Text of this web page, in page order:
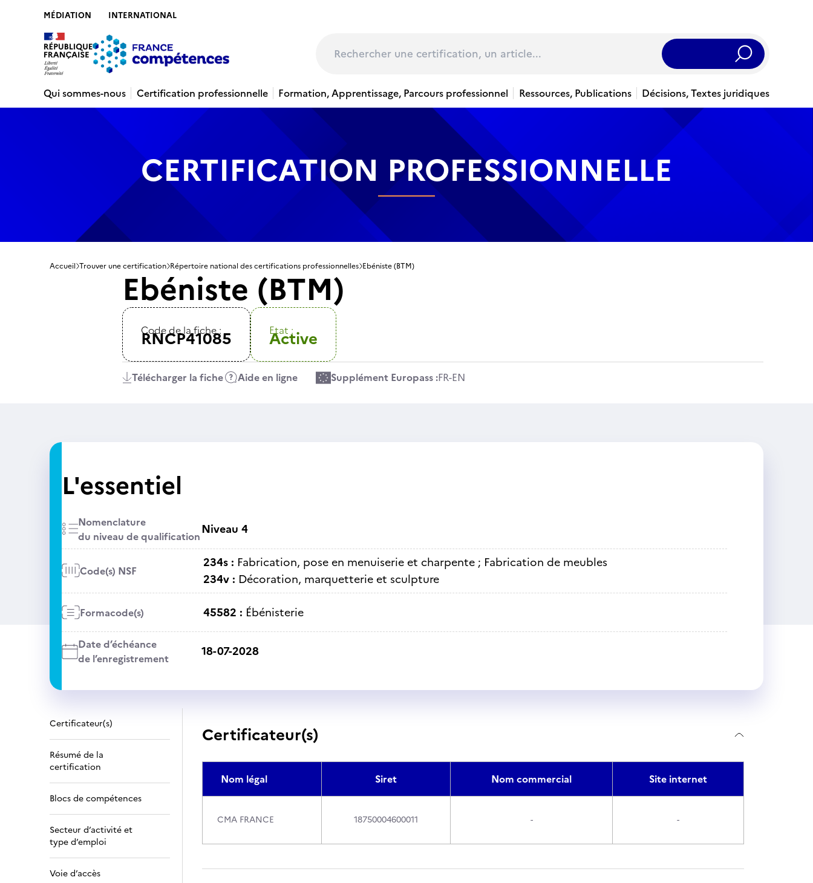
MÉDIATION INTERNATIONAL
Rechercher
Qui sommes-nous
Certification professionnelle Formation, Apprentissage, Parcours professionnel Ressources, Publications Décisions, Textes juridiques
CERTIFICATION PROFESSIONNELLE
Accueil Trouver une certification Répertoire national des certifications professionnelles Ebéniste (BTM)
Ebéniste (BTM)
Code de la fiche :
RNCP41085 Etat :
Active
Télécharger la fiche Aide en ligne Supplément Europass :FR-EN
L'essentiel
Nomenclature
du niveau de qualificationNiveau 4
Code(s) NSF
234s : Fabrication, pose en menuiserie et charpente ; Fabrication de meubles
234v : Décoration, marquetterie et sculpture
Formacode(s) 45582 : Ébénisterie
Date d’échéance
de l’enregistrement
18-07-2028
Certificateur(s)
Résumé de la
certification
Blocs de compétences
Secteur d’activité et
type d’emploi
Voie d’accès
Certificateur(s)
Nom légal Siret Nom commercial Site internet
CMA FRANCE 18750004600011 - -